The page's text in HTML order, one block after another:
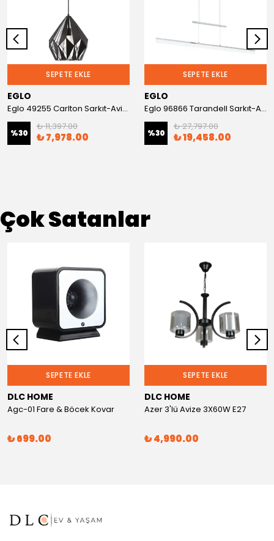
SEPETE EKLE
EGLO
Eglo 49255 Carlton Sarkıt-Avize
%30
₺ 11,397.00
₺ 7,978.00
SEPETE EKLE
EGLO
Eglo 96866 Tarandell Sarkıt-Avize
%30
₺ 27,797.00
₺ 19,458.00
Çok Satanlar
SEPETE EKLE
DLC HOME
Agc-01 Fare & Böcek Kovar
₺ 699.00
SEPETE EKLE
DLC HOME
Azer 3'lü Avize 3X60W E27
₺ 4,990.00